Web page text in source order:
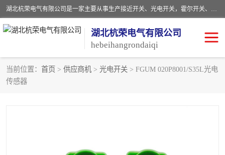
湖北杭荣电气有限公司是一家主要从事生产接近开关、光电开关，霍尔开关、两级跑偏开关、双向拉绳开关、速度监测器、皮带打滑开关、阻旋式料位开关、皮带纵向撕裂开关、溜槽堵塞开关、声光报警器、矿用磁性井筒开关等，主营行业：电气设备、仪器仪表制造, 高低压电器，成套电气设备，矿用防爆机电设备，皮带机综合保护系统，防爆电器，传感器，工矿配件，电器配件，自动化工业机器人的研发，制造，加工销售。
湖北杭荣电气有限公司
hebeihangrondaiqi
当前位置： 首页 > 供应商机 > 光电开关 > FGUM 020P8001/S35L光电
传感器
阻旋料位开关